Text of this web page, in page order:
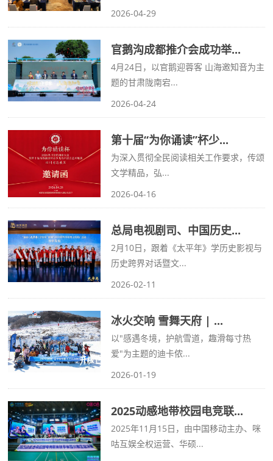
2026-04-29
官鹅沟成都推介会成功举...
4月24日，以官鹅迎蓉客 山海邀知音为主
题的甘肃陇南宕...
2026-04-24
第十届“为你诵读”杯少...
为深入贯彻全民阅读相关工作要求，传颂
文学精品，弘...
2026-04-16
总局电视剧司、中国历史...
2月10日，跟着《太平年》学历史影视与
历史跨界对话暨文...
2026-02-11
冰火交响 雪舞天府 | ...
以"感遇冬境，护航雪道，趣滑每寸热
爱"为主题的迪卡侬...
2026-01-19
2025动感地带校园电竞联...
2025年11月15日，由中国移动主办、咪
咕互娱全权运营、华硕...